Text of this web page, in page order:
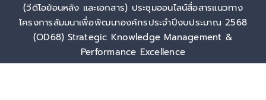
เกี่ยวกับเรา
(วีดีโอย้อนหลัง และเอกสาร) ประชุมออนไลน์สื่อสารแนวทาง
โครงการสัมมนาเพื่อพัฒนาองค์กรประจำปีงบประมาณ 2568
(OD68) Strategic Knowledge Management &
Performance Excellence